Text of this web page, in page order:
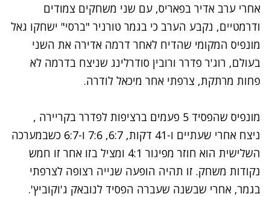
אחרי ערב אדיר בפאריס, עם שני משחקים צמודים
ודרמטיים, נקבע הערב כי בגמר טורניר "ברסי" ישחקו גאל
מונפיס המקומי שהדיח לאחר דרמה אדירה את השני
בעולם, רוג'ר פדרר ורובין סודרלינג שניצח בדרמה לא
פחות מרתקת, צרפתי אחר מיכאל לודרה.
מונפיס שהפסיד 5 פעמים ברציפות לפדרר בקריירה ,
ניצח אחרי שעתיים ו-41 דקות, 6:7, 7:6 ו-6:7 כשבמערכה
השלישית הוא חוזר מפיגור 4:1 ומציל בזו אחר זו חמש
נקודות משחק. זו תהיה הופעה שנייה רצופה לצרפתי
בגמר, אחרי שבשנה שעברה הפסיד לנובאק ג'וקוביץ'.